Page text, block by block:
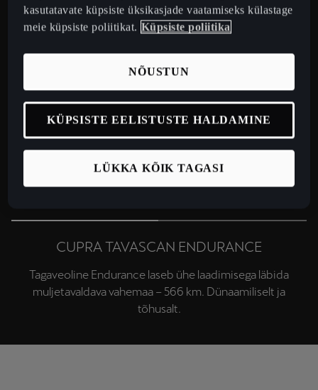
CUPRA TAVASCAN ENDURANCE
Tagaveoline Endurance laseb ühe laadimisega läbida
muljetavaldava vahemaa – 566 km. Dünaamiliselt ja
tõhusalt.
kasutatavate küpsiste üksikasjade vaatamiseks külastage
meie küpsiste poliitikat. Küpsiste poliitika
LÜKKA KÕIK TAGASI
NÕUSTUN
KÜPSISTE EELISTUSTE HALDAMINE